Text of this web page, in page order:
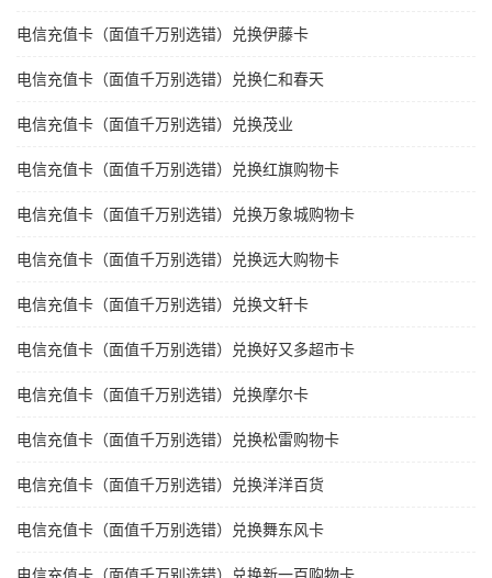
电信充值卡（面值千万别选错）兑换伊藤卡
电信充值卡（面值千万别选错）兑换仁和春天
电信充值卡（面值千万别选错）兑换茂业
电信充值卡（面值千万别选错）兑换红旗购物卡
电信充值卡（面值千万别选错）兑换万象城购物卡
电信充值卡（面值千万别选错）兑换远大购物卡
电信充值卡（面值千万别选错）兑换文轩卡
电信充值卡（面值千万别选错）兑换好又多超市卡
电信充值卡（面值千万别选错）兑换摩尔卡
电信充值卡（面值千万别选错）兑换松雷购物卡
电信充值卡（面值千万别选错）兑换洋洋百货
电信充值卡（面值千万别选错）兑换舞东风卡